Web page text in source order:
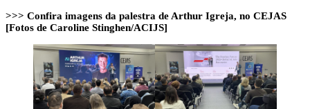
>>> Confira imagens da palestra de Arthur Igreja, no CEJAS
[Fotos de Caroline Stinghen/ACIJS]